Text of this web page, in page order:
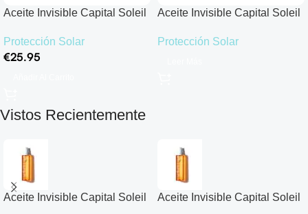
Aceite Invisible Capital Soleil
Protección Solar
€25.95
Aceite Invisible Capital Soleil
Protección Solar
Vistos Recientemente
Aceite Invisible Capital Soleil
Aceite Invisible Capital Soleil